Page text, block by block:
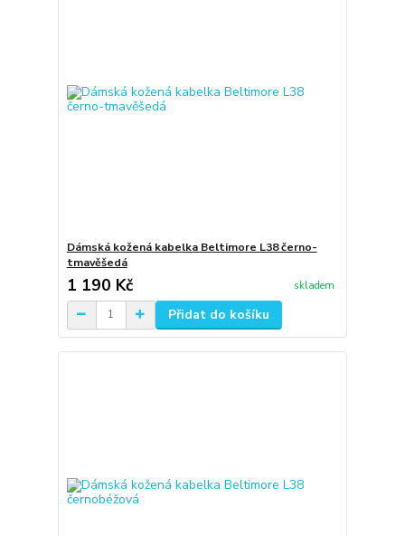
Dámská kožená kabelka Beltimore L38 černo-
tmavěšedá
1 190 Kč skladem
Přidat do košíku